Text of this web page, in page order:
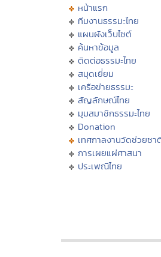
หน้าแรก
ทีมงานธรรมะไทย
แผนผังเว็บไซต์
ค้นหาข้อมูล
ติดต่อธรรมะไทย
สมุดเยี่ยม
เครือข่ายธรรมะ
สัญลักษณ์ไทย
มุมสมาชิกธรรมะไทย
Donation
เทศกาลงานวัดช่วยชา
การเผยแผ่ศาสนา
ประเพณีไทย